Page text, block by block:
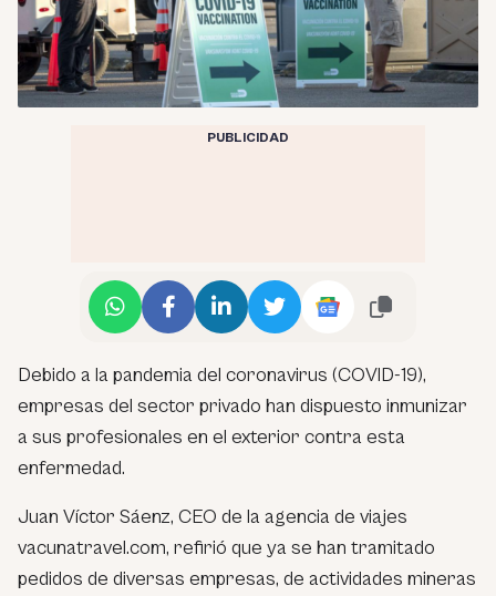
PUBLICIDAD
Debido a la pandemia del coronavirus (COVID-19),
empresas del sector privado han dispuesto inmunizar
a sus profesionales en el exterior contra esta
enfermedad.
Juan Víctor Sáenz, CEO de la agencia de viajes
vacunatravel.com, refirió que ya se han tramitado
pedidos de diversas empresas, de actividades mineras